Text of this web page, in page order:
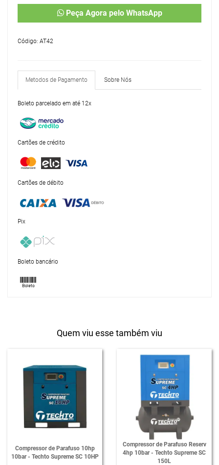
Peça Agora pelo WhatsApp
Código: AT42
Metodos de Pagamento Sobre Nós
Boleto parcelado em até 12x
Cartões de crédito
Cartões de débito
Pix
Boleto bancário
Quem viu esse também viu
Compressor de Parafuso 10hp
10bar - Techto Supreme SC 10HP
Compressor de Parafuso Reserv
4hp 10bar - Techto Supreme SC
150L